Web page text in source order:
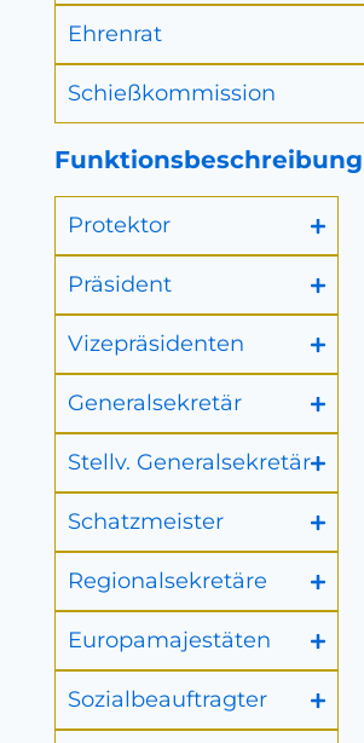
Ehrenrat
Schießkommission
Funktionsbeschreibung
Protektor
Präsident
Vizepräsidenten
Generalsekretär
Stellv. Generalsekretär
Schatzmeister
Regionalsekretäre
Europamajestäten
Sozialbeauftragter